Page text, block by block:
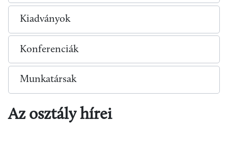
Kiadványok
Konferenciák
Munkatársak
Az osztály hírei